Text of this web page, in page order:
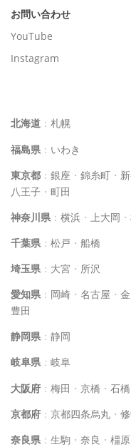
お問い合わせ
YouTube
Instagram
北海道 ： 札幌
福島県 ： いわき
東京都 ： 銀座 ・ 錦糸町 ・
八王子 ・ 町田
神奈川県 ： 横浜 ・ 上大岡 ・
千葉県 ： 松戸 ・ 船橋
埼玉県 ： 大宮 ・ 所沢
愛知県 ： 岡崎 ・ 名古屋 ・
豊田
静岡県 ： 静岡
岐阜県 ： 岐阜
大阪府 ： 梅田 ・ 京橋 ・ 石橋
京都府 ： 京都四条烏丸 ・
奈良県 ： 生駒 ・ 奈良 ・ 橿原